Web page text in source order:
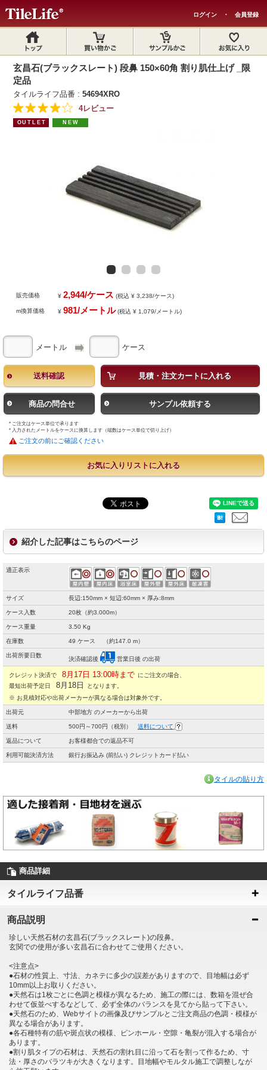
ログイン ・ 会員登録
玄昌石(ブラックスレート) 段鼻 150×60角 割り肌仕上げ _限
定品
タイルライフ品番 :54694XRO
4レビュー
OUTLET NEW
販売価格 ¥2,944/ケース (税込 ¥ 3,238/ケース)
m換算価格 ¥981/メートル(税込 ¥ 1,079/メートル)
メートル ケース
送料確認 見積・注文カートに入れる
商品の問合せ サンプル依頼する
* ご注文はケース単位で承ります
* 入力されたメートルをケースに換算します（端数はケース単位で切り上げ）
ご注文の前にご確認ください
お気に入りリストに入れる
紹介した記事はこちらのページ
適正表示
サイズ 長辺:150mm × 短辺:60mm × 厚み:8mm
ケース入数 20枚（約3.000m）
ケース重量 3.50 Kg
在庫数 49 ケース （約147.0 m）
出荷所要日数
決済確認後 営業日後 の出荷
クレジット決済で 8月17日 13:00時まで にご注文の場合、
最短出荷予定日
8月18日
となります。
※ お見積対応や出荷メーカーが異なる場合は対象外です。
出荷元 中部地方 のメーカーから出荷
送料 500円～700円（税別） 送料について
返品について お客様都合での返品不可
利用可能決済方法 銀行お振込み (前払い) クレジットカード払い
タイルの貼り方
商品詳細
タイルライフ品番
商品説明
珍しい天然石材の玄昌石(ブラックスレート)の段鼻。
玄関での使用が多い玄昌石に合わせてご使用ください。
<注意点>
●石材の性質上、寸法、カネテに多少の誤差がありますので、目地幅は必ず
10mm以上お取りください。
●天然石は1枚ごとに色調と模様が異なるため、施工の際には、数箱を混ぜ合
わせて仮並べするなどして、必ず全体のバランスを見てから貼って下さい。
●天然石のため、Webサイトの画像及びサンプルとご注文商品の色調・模様が
異なる場合があります。
●各石種特有の筋や斑点状の模様、ピンホール・空隙・亀裂が混入する場合が
あります。
●割り肌タイプの石材は、天然石の割れ目に沿って石を割って作るため、寸
法・厚さのバラツキが大きくなります。目地幅やモルタル施工で調整しなが